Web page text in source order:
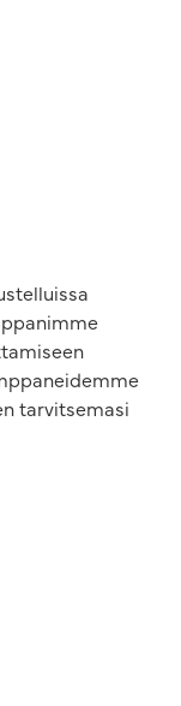
tarvitsemasi